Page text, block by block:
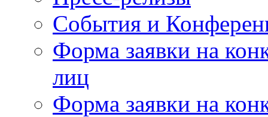
События и
Форма заявки на
лиц
Форма заявки на